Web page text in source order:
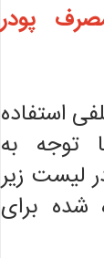
پودر
استفاده
توجه به
لیست زیر
شده برای